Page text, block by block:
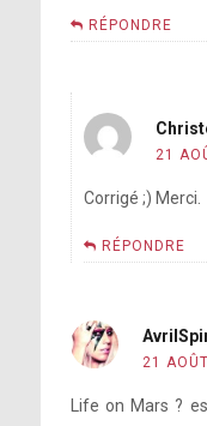
RÉPONDRE
21
Corrigé ;) Merci.
RÉPONDRE
21
Life on Mars ?